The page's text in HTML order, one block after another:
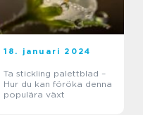
18. januari 2024
Ta stickling palettblad –
Hur du kan föröka denna
populära växt